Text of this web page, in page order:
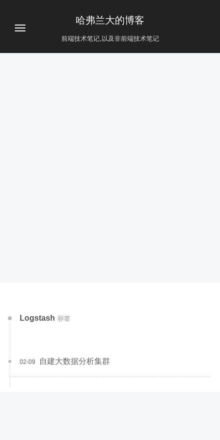
哈弗兰大的博客
前端技术笔记,以及非前端技术笔记
Logstash 标签
自建大数据分析集群
02-09